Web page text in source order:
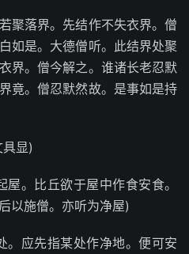
聚落界。先结作不失衣界。僧
如是。大德僧听。此结界处聚
界。僧今解之。谁诸长老忍默
竟。僧忍默然故。是事如是持
显)
。比丘欲于屋中作食安食。
以施僧。亦听为净屋)
。应先指某处作净地。便可安